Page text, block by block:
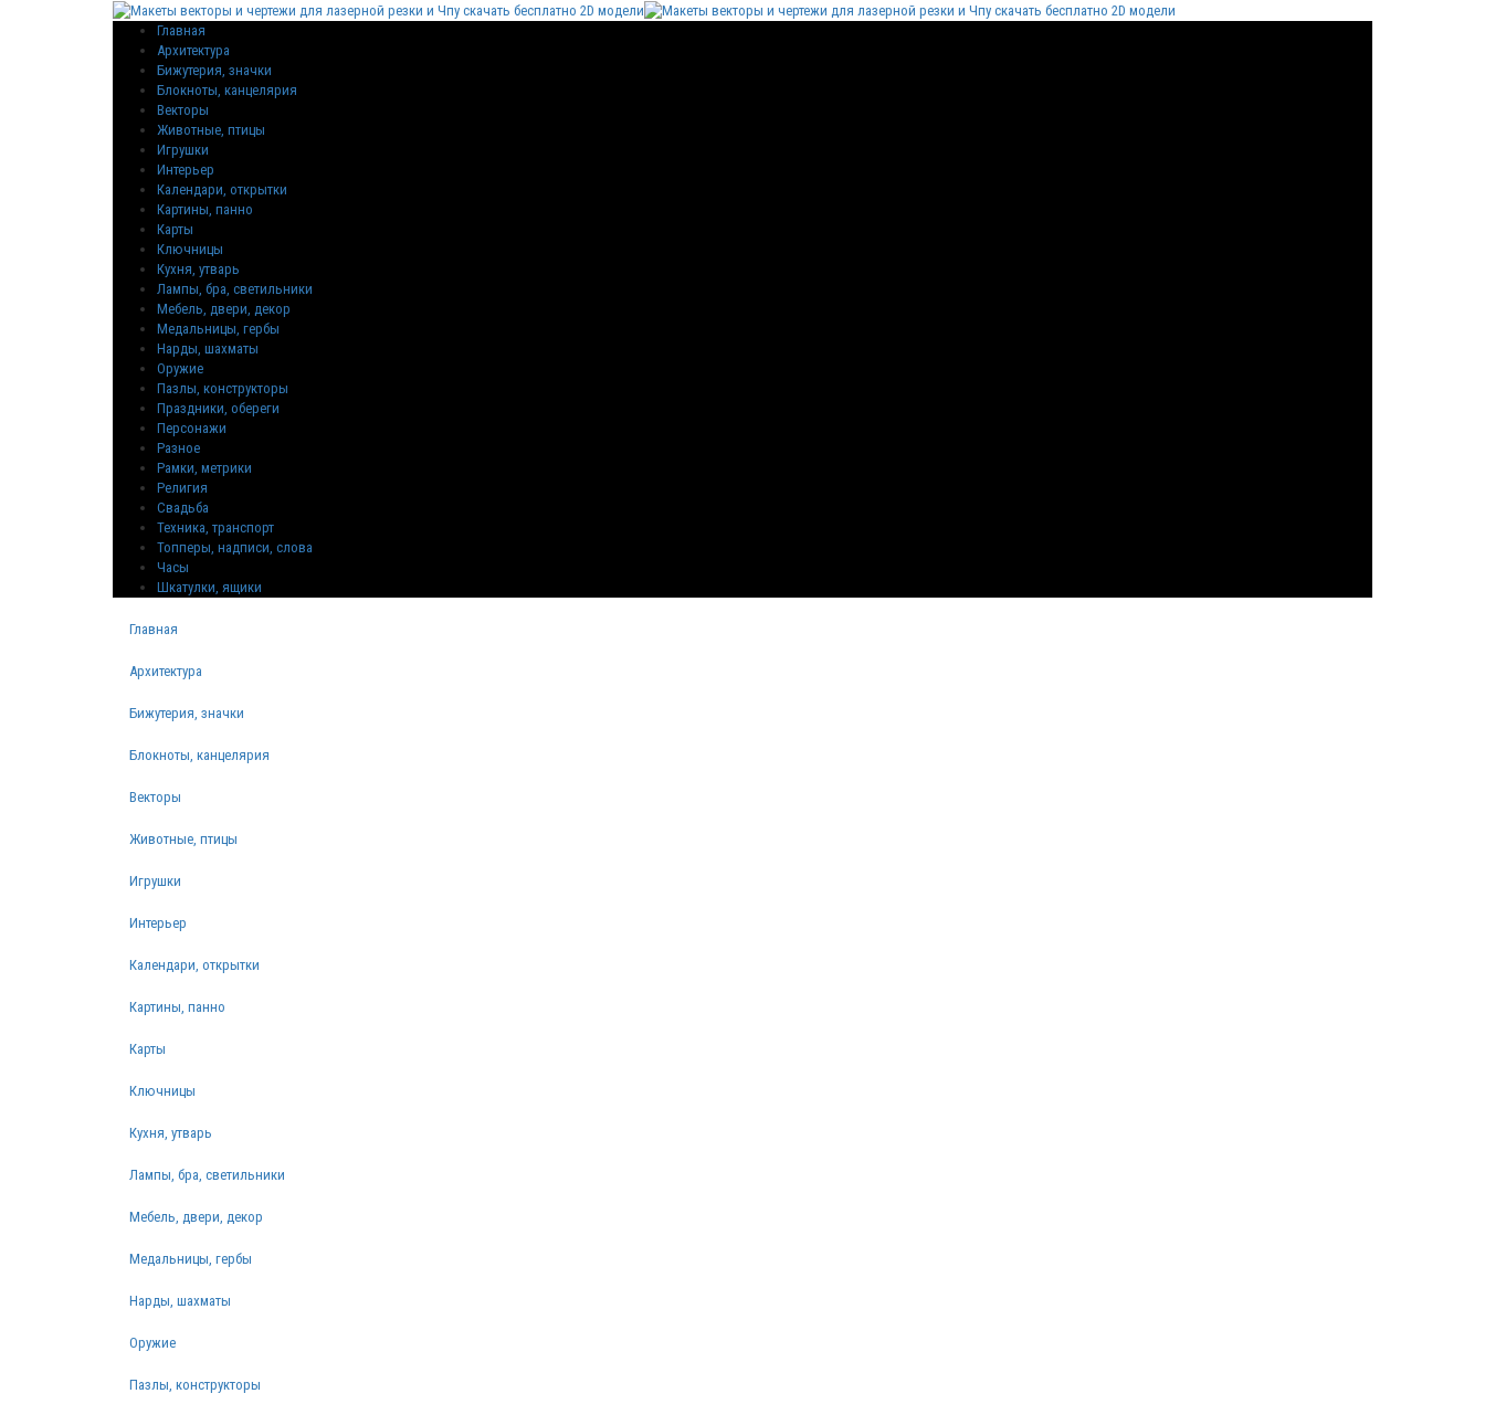
Главная
Архитектура
Бижутерия, значки
Блокноты, канцелярия
Векторы
Животные, птицы
Игрушки
Интерьер
Календари, открытки
Картины, панно
Карты
Ключницы
Кухня, утварь
Лампы, бра, светильники
Мебель, двери, декор
Медальницы, гербы
Нарды, шахматы
Оружие
Пазлы, конструкторы
Праздники, обереги
Персонажи
Разное
Рамки, метрики
Религия
Свадьба
Техника, транспорт
Топперы, надписи, слова
Часы
Шкатулки, ящики
Главная
Архитектура
Бижутерия, значки
Блокноты, канцелярия
Векторы
Животные, птицы
Игрушки
Интерьер
Календари, открытки
Картины, панно
Карты
Ключницы
Кухня, утварь
Лампы, бра, светильники
Мебель, двери, декор
Медальницы, гербы
Нарды, шахматы
Оружие
Пазлы, конструкторы